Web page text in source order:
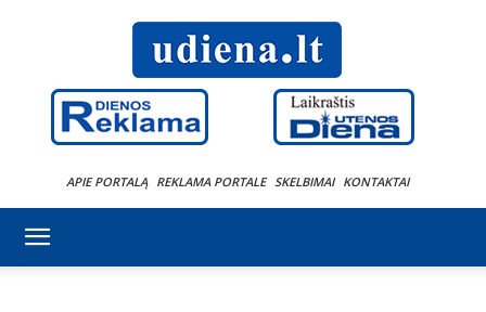
APIE PORTALĄ REKLAMA PORTALE SKELBIMAI KONTAKTAI